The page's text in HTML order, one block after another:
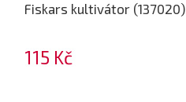
Fiskars kultivátor (137020)
115 Kč